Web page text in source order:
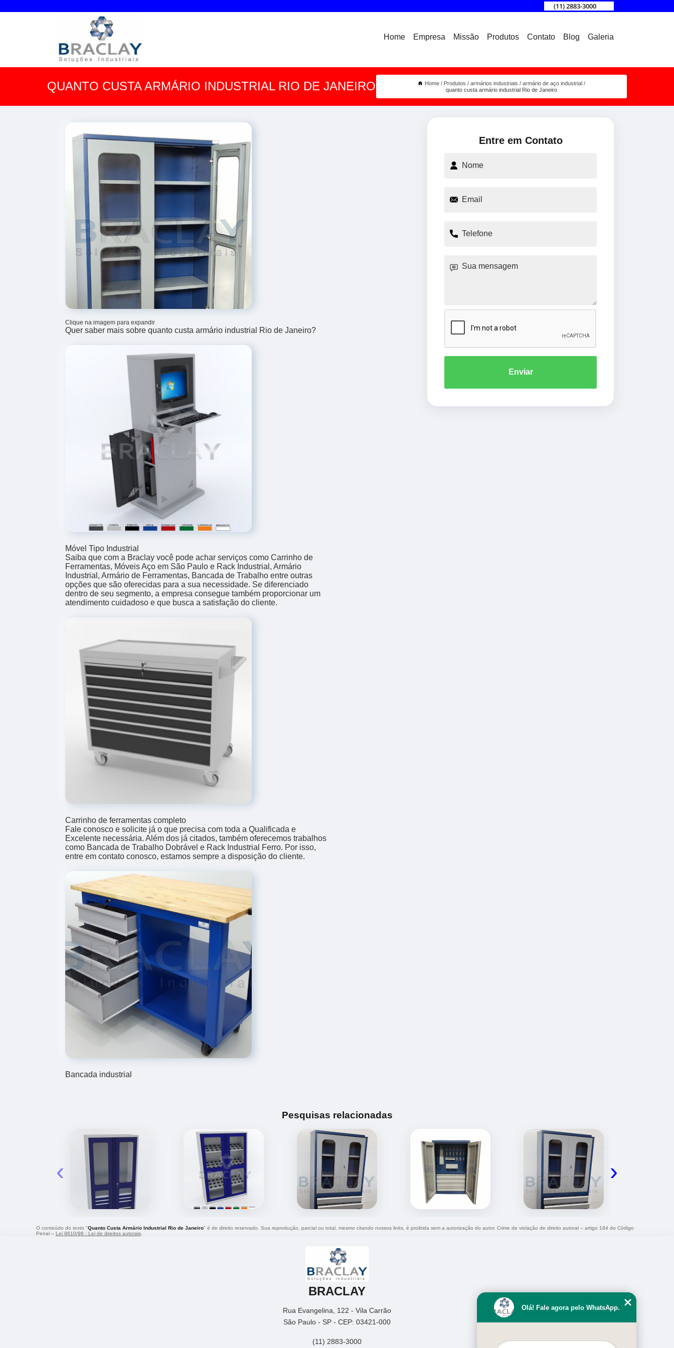
(11) 2883-3000
Home Empresa Missão Produtos Contato Blog Galeria
QUANTO CUSTA ARMÁRIO INDUSTRIAL RIO DE JANEIRO Home Produtos armários industriais
armário de aço industrial
quanto custa armário industrial Rio de Janeiro
Clique na imagem para expandir
Quer saber mais sobre quanto custa armário industrial Rio de Janeiro?
Móvel Tipo Industrial
Saiba que com a Braclay você pode achar serviços como Carrinho de
Ferramentas, Móveis Aço em São Paulo e Rack Industrial, Armário
Industrial, Armário de Ferramentas, Bancada de Trabalho entre outras
opções que são oferecidas para a sua necessidade. Se diferenciado
dentro de seu segmento, a empresa consegue também proporcionar um
atendimento cuidadoso e que busca a satisfação do cliente.
Carrinho de ferramentas completo
Fale conosco e solicite já o que precisa com toda a Qualificada e
Excelente necessária. Além dos já citados, também oferecemos trabalhos
como Bancada de Trabalho Dobrável e Rack Industrial Ferro. Por isso,
entre em contato conosco, estamos sempre a disposição do cliente.
Bancada industrial
Entre em Contato
Enviar
Pesquisas relacionadas
‹ ›
O conteúdo do texto "Quanto Custa Armário Industrial Rio de Janeiro" é de direito reservado. Sua reprodução, parcial ou total, mesmo citando nossos links, é proibida sem a autorização do autor. Crime de violação de direito autoral – artigo 184 do Código
Penal – Lei 9610/98 - Lei de direitos autorais
BRACLAY
Rua Evangelina, 122 - Vila Carrão
São Paulo - SP - CEP: 03421-000
(11) 2883-3000
Olá! Fale agora pelo WhatsApp.